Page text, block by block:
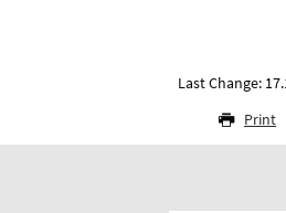
Last Change:
Print